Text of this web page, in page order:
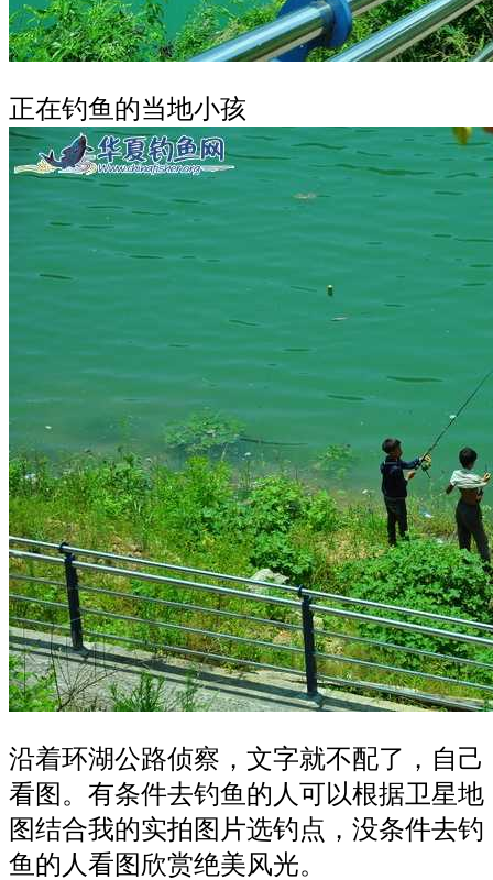
正在钓鱼的当地小孩
沿着环湖公路侦察，文字就不配了，自己
看图。有条件去钓鱼的人可以根据卫星地
图结合我的实拍图片选钓点，没条件去钓
鱼的人看图欣赏绝美风光。